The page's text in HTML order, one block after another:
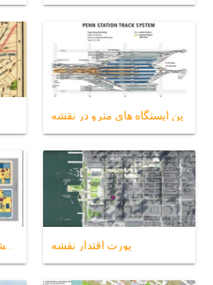
پن ایستگاه های مترو در نقشه
Port authority, اتوبوس, نقشه ترمینال پورت اقتدار نقشه